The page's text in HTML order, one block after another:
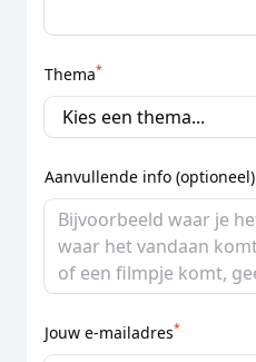
Thema*
Aanvullende info (optioneel)
Jouw e-mailadres*